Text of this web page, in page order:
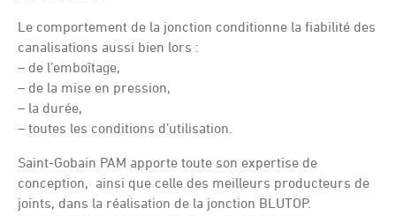
Le comportement de la jonction conditionne la fiabilité des
canalisations aussi bien lors :
– de l’emboîtage,
– de la mise en pression,
– la durée,
– toutes les conditions d’utilisation.
Saint-Gobain PAM apporte toute son expertise de
conception, ainsi que celle des meilleurs producteurs de
joints, dans la réalisation de la jonction BLUTOP.